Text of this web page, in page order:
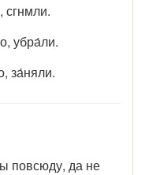
сгнмли.
убра́ли.
за́няли.
ы повсюду, да не